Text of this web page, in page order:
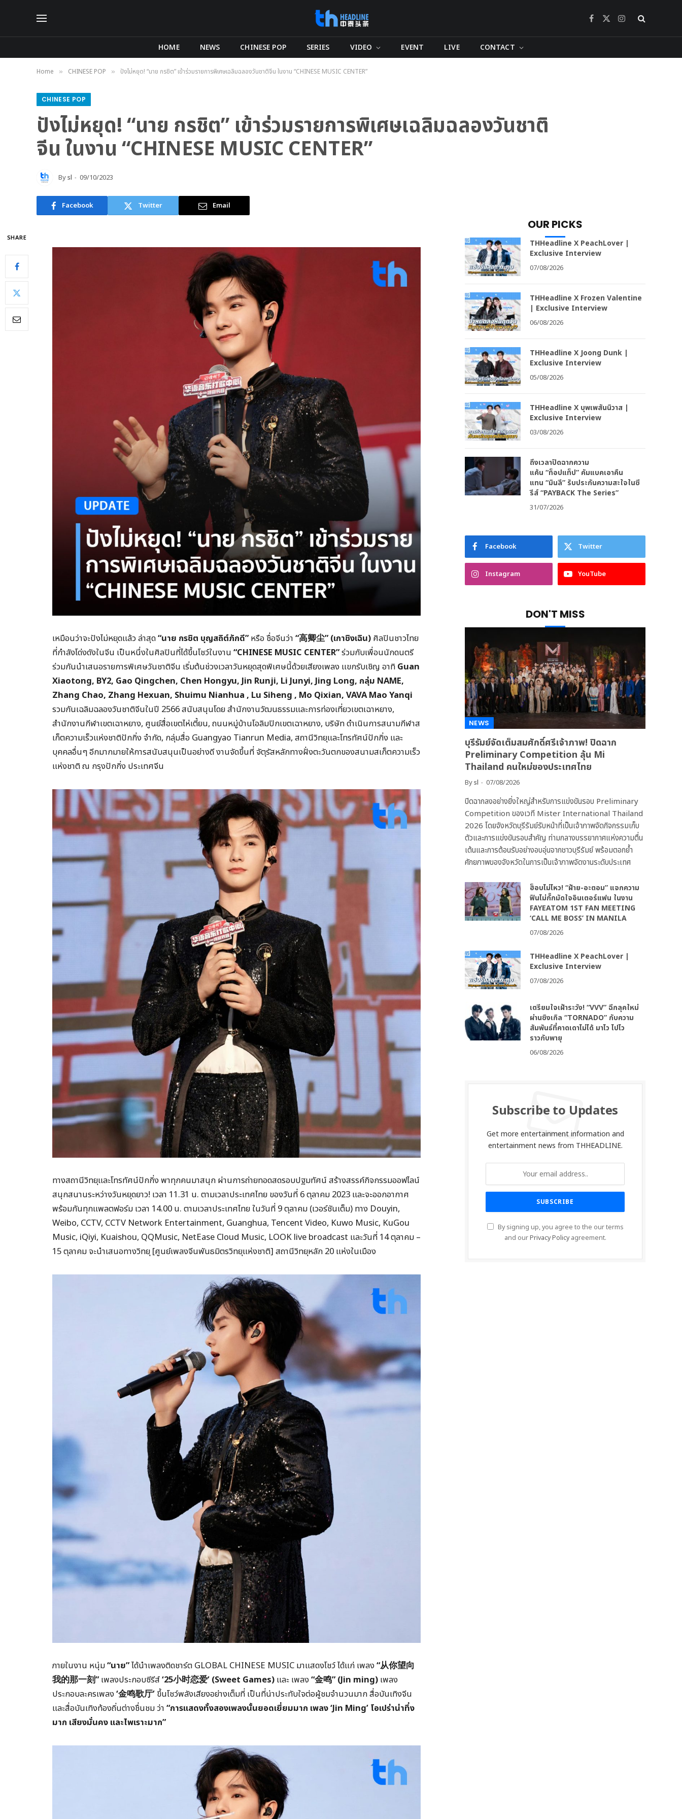
Facebook
X
Instagram
HOME NEWS CHINESE POP SERIES VIDEO EVENT LIVE CONTACT
Home » CHINESE POP » ปังไม่หยุด! “นาย กรชิต” เข้าร่วมรายการพิเศษเฉลิมฉลองวันชาติจีน ในงาน “CHINESE MUSIC CENTER”
CHINESE POP
ปังไม่หยุด! “นาย กรชิต” เข้าร่วมรายการพิเศษเฉลิมฉลองวันชาติ
จีน ในงาน “CHINESE MUSIC CENTER”
Bysl 09/10/2023
Facebook Twitter Email
SHARE
เหมือนว่าจะปังไม่หยุดแล้ว ล่าสุด“นาย กรชิต บุญสถิต์ภักดี” หรือ ชื่อจีนว่า “高卿尘” (เกาชิงเฉิน) ศิลปินชาวไทย
ที่กำลังโด่งดังในจีน เป็นหนึ่งในศิลปินที่ได้ขึ้นโชว์ในงาน “CHINESE MUSIC CENTER”ร่วมกับเพื่อนนักดนตรี
ร่วมกันนำเสนอรายการพิเศษวันชาติจีน เริ่มต้นช่วงเวลาวันหยุดสุดพิเศษนี้ด้วยเสียงเพลง แขกรับเชิญ อาทิ Guan
Xiaotong, BY2, Gao Qingchen, Chen Hongyu, Jin Runji, Li Junyi, Jing Long, กลุ่ม NAME,
Zhang Chao, Zhang Hexuan, Shuimu Nianhua , Lu Siheng , Mo Qixian, VAVA Mao Yanqi
รวมกันเฉลิมฉลองวันชาติจีนในปี 2566 สนับสนุนโดย สำนักงานวัฒนธรรมและการท่องเที่ยวเขตเฉาหยาง,
สำนักงานกีฬาเขตเฉาหยาง, ศูนย์สื่อเขตไห่เตี้ยน, ถนนหมู่บ้านโอลิมปิกเขตเฉาหยาง, บริษัท ดำเนินการสนามกีฬาส
เก็ตความเร็วแห่งชาติปักกิ่ง จำกัด, กลุ่มสื่อ Guangyao Tianrun Media, สถานีวิทยุและโทรทัศน์ปักกิ่ง และ
บุคคลอื่นๆ อีกมากมายให้การสนับสนุนเป็นอย่างดี งานจัดขึ้นที่ จัตุรัสหลักทางฝั่งตะวันตกของสนามสเก็ตความเร็ว
แห่งชาติ ณ กรุงปักกิ่ง ประเทศจีน
ทางสถานีวิทยุและโทรทัศน์ปักกิ่ง พาทุกคนมาสนุก ผ่านการถ่ายทอดสดรอบปฐมทัศน์ สร้างสรรค์กิจกรรมออฟไลน์
สนุกสนานระหว่างวันหยุดยาว! เวลา 11.31 น. ตามเวลาประเทศไทย ของวันที่ 6 ตุลาคม 2023 และจะออกอากาศ
พร้อมกันทุกแพลตฟอร์ม เวลา 14.00 น. ตามเวลาประเทศไทย ในวันที่ 9 ตุลาคม (เวอร์ชันเต็ม) ทาง Douyin,
Weibo, CCTV, CCTV Network Entertainment, Guanghua, Tencent Video, Kuwo Music, KuGou
Music, iQiyi, Kuaishou, QQMusic, NetEase Cloud Music, LOOK live broadcast และวันที่ 14 ตุลาคม –
15 ตุลาคม จะนำเสนอทางวิทยุ [ศูนย์เพลงจีนพันธมิตรวิทยุแห่งชาติ] สถานีวิทยุหลัก 20 แห่งในเมือง
ภายในงาน หนุ่ม“นาย”ได้นำเพลงติดชาร์ต GLOBAL CHINESE MUSIC มาแสดงโชว์ ได้แก่ เพลง“从你望向
我的那一刻” เพลงประกอบซีรีส์‘25小时恋爱’ (Sweet Games) และ เพลง“金鸣” (Jin ming) เพลง
ประกอบละครเพลง‘金鸣歌厅’ ขึ้นโชว์พลังเสียงอย่างเต็มที่ เป็นที่น่าประทับใจต่อผู้ชมจำนวนมาก สื่อบันเทิงจีน
และสื่อบันเทิงท้องถิ่นต่างชื่นชม ว่า “การแสดงทั้งสองเพลงนั้นยอดเยี่ยมมาก เพลง ‘Jin Ming’ โอเปร่าน่าทึ่ง
มาก เสียงมั่นคง และไพเราะมาก”
OUR PICKS
THHeadline X PeachLover |
Exclusive Interview
07/08/2026
THHeadline X Frozen Valentine
| Exclusive Interview
06/08/2026
THHeadline X Joong Dunk |
Exclusive Interview
05/08/2026
THHeadline X บุพเพสันนิวาส |
Exclusive Interview
03/08/2026
ถึงเวลาปิดฉากความ
แค้น “ท็อปแท็ป” คัมแบคเอาคืน
แทน “มินลี” รับประกันความสะใจในซี
รีส์ “PAYBACK The Series”
31/07/2026
Facebook Twitter
Instagram YouTube
DON'T MISS
NEWS
บุรีรัมย์จัดเต็มสมศักดิ์ศรีเจ้าภาพ! ปิดฉาก
Preliminary Competition ลุ้น Mi
Thailand คนใหม่ของประเทศไทย
Bysl 07/08/2026
ปิดฉากลงอย่างยิ่งใหญ่สำหรับการแข่งขันรอบ Preliminary
Competition ของเวที Mister International Thailand
2026 โดยจังหวัดบุรีรัมย์รับหน้าที่เป็นเจ้าภาพจัดกิจกรรมเก็บ
ตัวและการแข่งขันรอบสำคัญ ท่ามกลางบรรยากาศแห่งความตื่น
เต้นและการต้อนรับอย่างอบอุ่นจากชาวบุรีรัมย์ พร้อมตอกย้ำ
ศักยภาพของจังหวัดในการเป็นเจ้าภาพจัดงานระดับประเทศ
ฮ็อบไม่ไหว! “ฝ้าย-อะตอม” แจกความ
ฟินไม่กั๊กมัดใจอินเตอร์แฟน ในงาน
FAYEATOM 1ST FAN MEETING
‘CALL ME BOSS’ IN MANILA
07/08/2026
THHeadline X PeachLover |
Exclusive Interview
07/08/2026
เตรียมใจเฝ้าระวัง! “VVV” ฉีกลุคใหม่
ผ่านซิงเกิล “TORNADO” กับความ
สัมพันธ์ที่คาดเดาไม่ได้ มาไว ไปไว
ราวกับพายุ
06/08/2026
Subscribe to Updates
Get more entertainment information and
entertainment news from THHEADLINE.
By signing up, you agree to the our terms
and ourPrivacy Policyagreement.